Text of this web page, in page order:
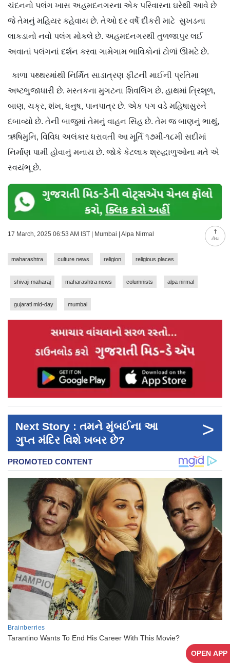
OPEN APP
ટોચ
ચંદનનો પલંગ ખાસ અહમદનગરના એક પરિવારના ઘરેથી આવે છે
જે તેમનું મહિયર કહેવાય છે. તેઓ દર વર્ષે દીકરી માટે સુખડના
લાકડાનો નવો પલંગ મોકલે છે. અહમદનગરથી તુળજાપુર લઈ
અવાતાં પલંગનાં દર્શન કરવા ગામેગામ ભાવિકોનાં ટોળાં ઊમટે છે.
કાળા પથ્થરમાંથી નિર્મિત સાડાત્રણ ફીટની માઈની પ્રતિમા
અષ્ટભુજાધારી છે. મસ્તકના મુગટના શિવલિંગ છે. હાથમાં ત્રિશૂળ,
બાણ, ચક્ર, શંખ, ધનુષ, પાનપાત્ર છે. એક પગ વડે મહિષાસુરને
દબાવ્યો છે. તેની બાજુમાં તેમનું વાહન સિંહ છે. તેમ જ બાણનું ભાથું,
ઋષિમુનિ, વિવિધ અલંકાર ધરાવતી આ મૂર્તિ ૧૭મી-૧૮મી સદીમાં
નિર્માણ પામી હોવાનું મનાય છે. જોકે કેટલાક શ્રદ્ધાળુઓના મતે એ
સ્વયંભૂ છે.
17 March, 2025 06:53 AM IST | Mumbai | Alpa Nirmal
maharashtra culture news religion religious places
shivaji maharaj maharashtra news columnists alpa nirmal
gujarati mid-day mumbai
Next Story : તમને મુંબઈના આ
ગુપ્ત મંદિર વિશે ખબર છે?
>